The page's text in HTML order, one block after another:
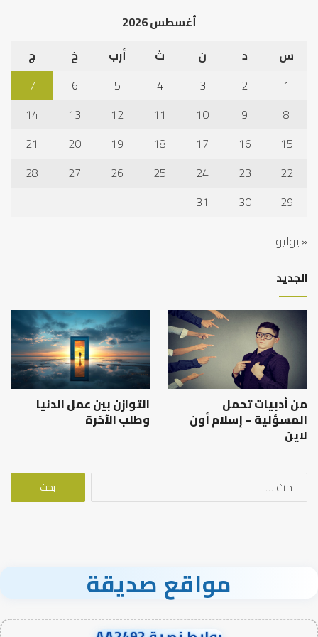
أغسطس 2026
س
د ن ث أرب خ
ج
1
2
3
4
5
6
7
8
9
10
11
12
13
14
15
16
17
18
19
20
21
22
23
24
25
26
27
28
29
30
31
« يوليو
الجديد
من أدبيات تحمل
المسؤلية – إسلام أون
لاين
التوازن بين عمل الدنيا
وطلب الآخرة
البحث
مواقع صديقة